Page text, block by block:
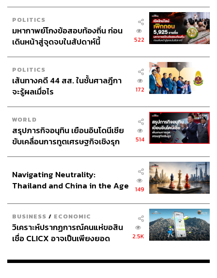
POLITICS
มหากาพย์โกงข้อสอบท้องถิ่น ก่อน
เดินหน้าสู่จุดจบในสัปดาห์นี้
522
POLITICS
เส้นทางคดี 44 สส. ในชั้นศาลฎีกา
จะรู้ผลเมื่อไร
172
WORLD
สรุปภารกิจอนุทิน เยือนอินโดนีเซีย
ขับเคลื่อนการทูตเศรษฐกิจเชิงรุก
514
Navigating Neutrality:
Thailand and China in the Age
149
BUSINESS / ECONOMIC
วิเคราะห์ปรากฏการณ์คนแห่ขอสิน
เชื่อ CLICX อาจเป็นเพียงยอด
เรือนไทยที่ถูกซุกไว้
2.5K